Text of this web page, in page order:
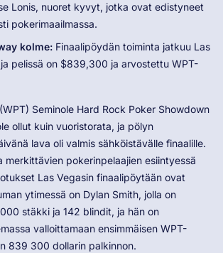
Lonis, nuoret kyvyt, jotka ovat edistyneet
pokerimaailmassa.
kolme:Finaalipöydän toiminta jatkuu Las
pelissä on $839,300 ja arvostettu WPT-
Seminole Hard Rock Poker Showdown
ollut kuin vuoristorata, ja pölyn
lava oli valmis sähköistävälle finaalille.
merkittävien pokerinpelaajien esiintyessä
Las Vegasin finaalipöytään ovat
ytimessä on Dylan Smith, jolla on
stäkki ja 142 blindit, ja hän on
valloittamaan ensimmäisen WPT-
839 300 dollarin palkinnon.